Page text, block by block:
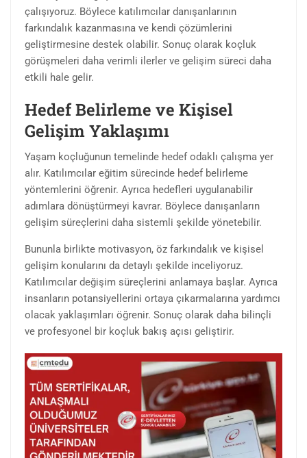
çalışıyoruz. Böylece katılımcılar danışanlarının
farkındalık kazanmasına ve kendi çözümlerini
geliştirmesine destek olabilir. Sonuç olarak koçluk
görüşmeleri daha verimli ilerler ve gelişim süreci daha
etkili hale gelir.
Hedef Belirleme ve Kişisel
Gelişim Yaklaşımı
Yaşam koçluğunun temelinde hedef odaklı çalışma yer
alır. Katılımcılar eğitim sürecinde hedef belirleme
yöntemlerini öğrenir. Ayrıca hedefleri uygulanabilir
adımlara dönüştürmeyi kavrar. Böylece danışanların
gelişim süreçlerini daha sistemli şekilde yönetebilir.
Bununla birlikte motivasyon, öz farkındalık ve kişisel
gelişim konularını da detaylı şekilde inceliyoruz.
Katılımcılar değişim süreçlerini anlamaya başlar. Ayrıca
insanların potansiyellerini ortaya çıkarmalarına yardımcı
olacak yaklaşımları öğrenir. Sonuç olarak daha bilinçli
ve profesyonel bir koçluk bakış açısı geliştirir.